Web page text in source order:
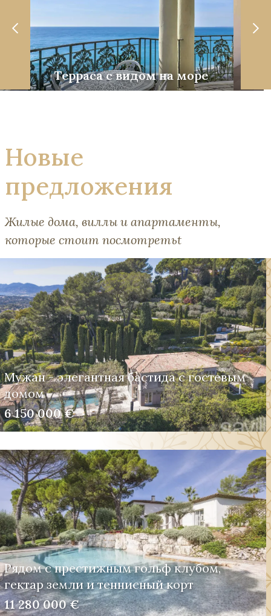
Терраса с видом на море
Новые
предложения
Жилые дома, виллы и апартаменты,
которые стоит посмотретьt
Мужан - элегантная бастида с гостевым
домом
6 150 000 €
Рядом с престижным гольф клубом,
гектар земли и теннисный корт
11 280 000 €